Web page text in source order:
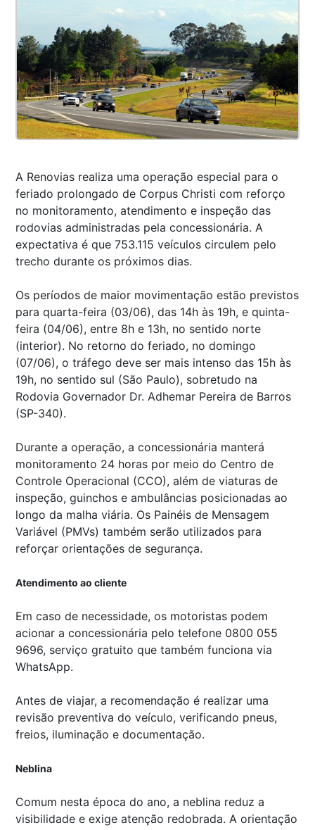
A Renovias realiza uma operação especial para o
feriado prolongado de Corpus Christi com reforço
no monitoramento, atendimento e inspeção das
rodovias administradas pela concessionária. A
expectativa é que 753.115 veículos circulem pelo
trecho durante os próximos dias.
Os períodos de maior movimentação estão previstos
para quarta-feira (03/06), das 14h às 19h, e quinta-
feira (04/06), entre 8h e 13h, no sentido norte
(interior). No retorno do feriado, no domingo
(07/06), o tráfego deve ser mais intenso das 15h às
19h, no sentido sul (São Paulo), sobretudo na
Rodovia Governador Dr. Adhemar Pereira de Barros
(SP-340).
Durante a operação, a concessionária manterá
monitoramento 24 horas por meio do Centro de
Controle Operacional (CCO), além de viaturas de
inspeção, guinchos e ambulâncias posicionadas ao
longo da malha viária. Os Painéis de Mensagem
Variável (PMVs) também serão utilizados para
reforçar orientações de segurança.
Atendimento ao cliente
Em caso de necessidade, os motoristas podem
acionar a concessionária pelo telefone 0800 055
9696, serviço gratuito que também funciona via
WhatsApp.
Antes de viajar, a recomendação é realizar uma
revisão preventiva do veículo, verificando pneus,
freios, iluminação e documentação.
Neblina
Comum nesta época do ano, a neblina reduz a
visibilidade e exige atenção redobrada. A orientação